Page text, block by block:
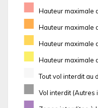
■ Hauteur maximale
■ Hauteur maximale
■ Hauteur maximale
■ Hauteur maximale
Tout vol interdit au
■ Vol interdit (Autres